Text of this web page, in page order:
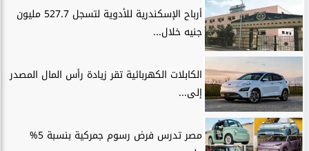
أرباح الإسكندرية للأدوية لتسجل 527.7 مليون
جنيه خلال...
الكابلات الكهربائية تقر زيادة رأس المال المصدر
إلى...
مصر تدرس فرض رسوم جمركية بنسبة 5%